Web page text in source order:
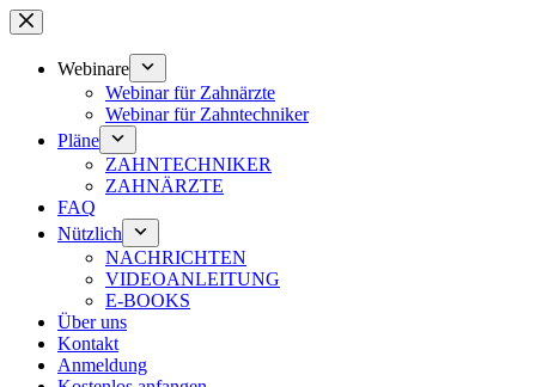
Zum
Inhalt
springenWebinare
Webinar für Zahnärzte
Webinar für Zahntechniker
Pläne
ZAHNTECHNIKER
ZAHNÄRZTE
FAQ
Nützlich
NACHRICHTEN
VIDEOANLEITUNG
E-BOOKS
Über uns
Kontakt
Anmeldung